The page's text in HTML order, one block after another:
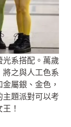
光系搭配。萬歲
將之與人工色系
屬銀、金色，
主題派對可以考
！